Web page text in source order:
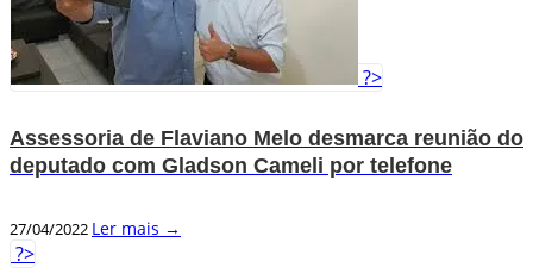
?>
Assessoria de Flaviano Melo desmarca reunião do
deputado com Gladson Cameli por telefone
27/04/2022 Ler mais →
?>